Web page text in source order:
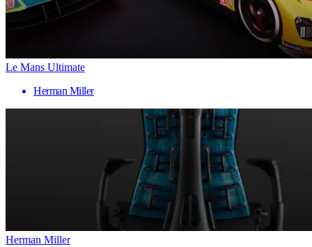
Le Mans Ultimate
Herman Miller
Herman Miller